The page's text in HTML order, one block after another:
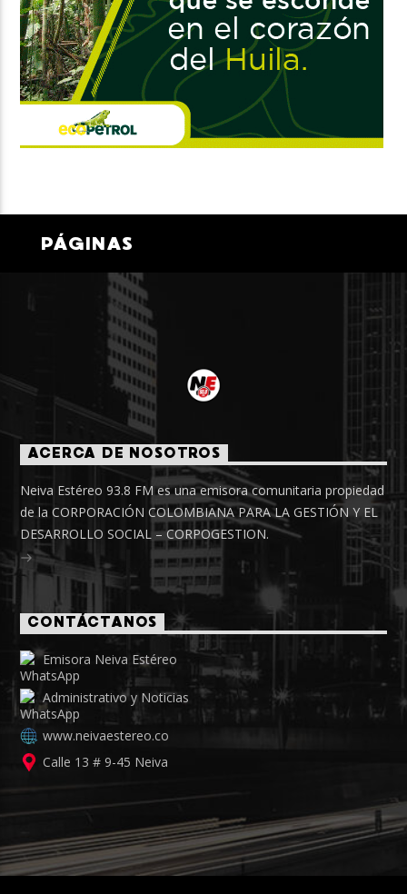
PÁGINAS
ACERCA DE NOSOTROS
Neiva Estéreo 93.8 FM es una emisora comunitaria propiedad
de la CORPORACIÓN COLOMBIANA PARA LA GESTIÓN Y EL
DESARROLLO SOCIAL – CORPOGESTION.
CONTÁCTANOS
Emisora Neiva Estéreo
Administrativo y Noticias
www.neivaestereo.co
Calle 13 # 9-45 Neiva